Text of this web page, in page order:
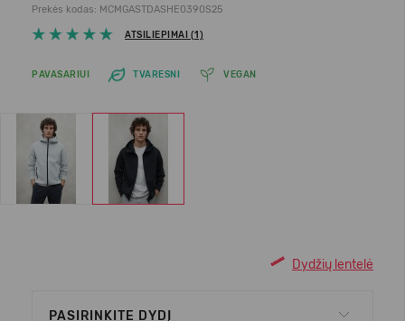
Prekės kodas: MCMGASTDASHE0390S25
ATSILIEPIMAI (1)
PAVASARIUI TVARESNI VEGAN
Dydžių lentelė
PASIRINKITE DYDĮ